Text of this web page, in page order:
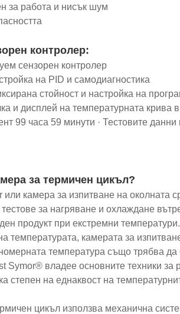
за работа и нисък шум
контролер:
сензорен контролер
на PID и самодиагностика
стойност и настройка на
и дисплей на температурната крива
99 часа 59 минути · Тестовите
за термичен цикъл?
камера за изпитване на околната
за нагряване и охлаждане
продукт при екстремни температури.
температурата, камерата за
температура също трябва
Symor® владее основните техники
степен на еднаквост на
цикъл използва механична